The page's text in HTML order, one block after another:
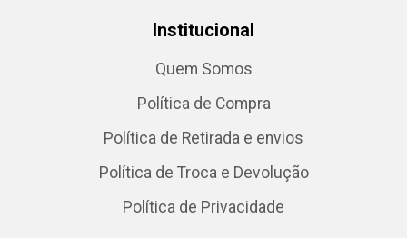
Institucional
Quem Somos
Política de Compra
Política de Retirada e envios
Política de Troca e Devolução
Política de Privacidade